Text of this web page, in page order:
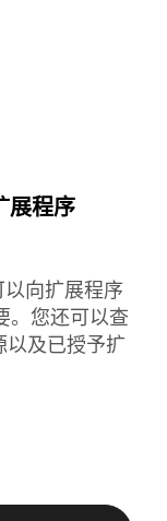
展程序
向扩展程序
。您还可以查
以及已授予扩